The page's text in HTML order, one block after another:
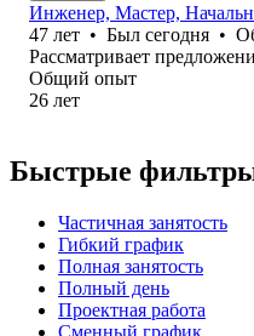
Инженер, Мастер,
47 лет • Был сегодня •
Рассматривает
Общий опыт
26 лет
Быстрые
Частичная занятость
Гибкий график
Полная занятость
Полный день
Проектная работа
Сменный график